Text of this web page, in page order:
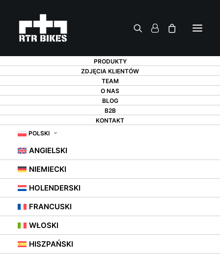
PRODUKTY
ZDJĘCIA KLIENTÓW
TEAM
O NAS
BLOG
B2B
KONTAKT
POLSKI
ANGIELSKI
NIEMIECKI
HOLENDERSKI
FRANCUSKI
WŁOSKI
HISZPAŃSKI
JAKI UCHWYT NA
ROWER DO